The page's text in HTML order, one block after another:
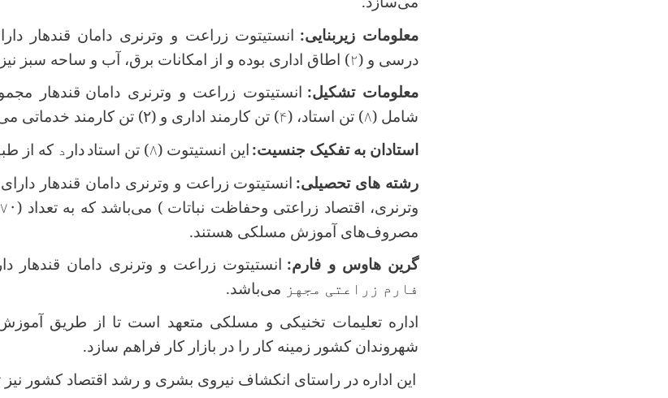
معلومات زیربنایی: انستیتوت زراعت و وترنری دامان قندهار
درسی و (۲) اطاق اداری بوده و از امکانات برق، آب و ساحه سبز
معلومات تشکیل: انستیتوت زراعت و وترنری دامان قندهار
شامل (۸) تن استاد، (۴) تن کارمند اداری و (۲) تن کارمند خدماتی
استادان به تفکیک جنسیت: این انستیتوت (۸) تن استاددار د که از
رشته های تحصیلی: انستیتوت زراعت و وترنری دامان قندهار
وترنری، اقتصاد زراعتی وحفاظت نباتات ) می‌باشد که به تعداد (۷۰
مصروف‌های آموزش‌ مسلکی هستند.
گرین هاوس و فارم: انستیتوت زراعت و وترنری دامان قندهار
فارم زراعتی مجهز می‌باشد.
اداره تعلیمات تخنیکی و مسلکی متعهد است تا از طریق
شهروندان کشور زمینه کار را در بازار کار فراهم سازد.
این اداره در راستای انکشاف نیروی بشری و رشد اقتصاد کشور